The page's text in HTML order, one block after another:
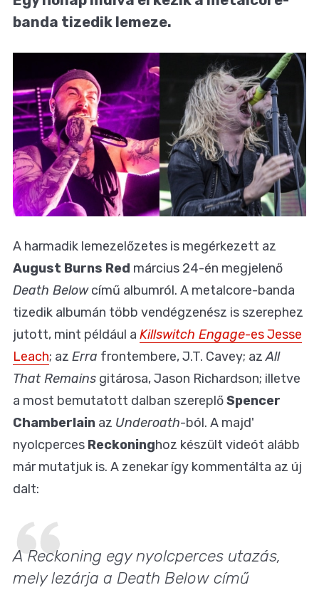
banda tizedik lemeze.
A harmadik lemezelőzetes is megérkezett az
August Burns Red március 24-én megjelenő
Death Belowcímű albumról. A metalcore-banda
tizedik albumán több vendégzenész is szerephez
jutott, mint például a Killswitch Engage-es Jesse
Leach; az Erra frontembere, J.T. Cavey; azAll
That Remains gitárosa, Jason Richardson; illetve
a most bemutatott dalban szereplőSpencer
Chamberlain az Underoath-ból. A majd'
nyolcperces Reckoninghoz készült videót alább
már mutatjuk is. A zenekar így kommentálta az új
dalt:
A Reckoning egy nyolcperces utazás,
mely lezárja a Death Below című